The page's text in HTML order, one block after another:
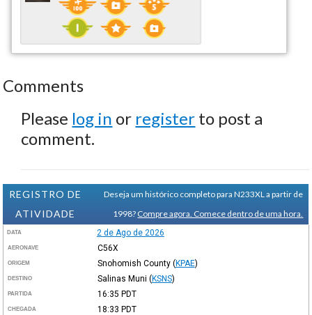
Comments
Please log in or register to post a
comment.
REGISTRO DE
ATIVIDADE
Deseja um histórico completo para N233XL a partir de
1998? Compre agora. Comece dentro de uma hora.
DATA 2 de Ago de 2026
AERONAVE C56X
ORIGEM Snohomish County (KPAE)
DESTINO Salinas Muni (KSNS)
PARTIDA 16:35 PDT
CHEGADA 18:33 PDT